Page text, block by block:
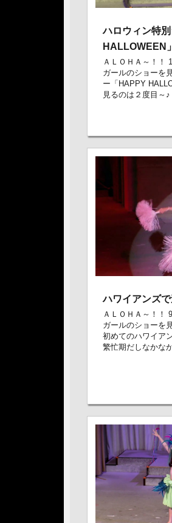
ハロウィン特
HALLOWEEN
ＡＬＯＨＡ～！！
ガールのショーを
ー「HAPPY
見るのは２度目～
ハワイアンズ
ＡＬＯＨＡ～！！
ガールのショーを
初めてのハワイア
繁忙期だしなかな